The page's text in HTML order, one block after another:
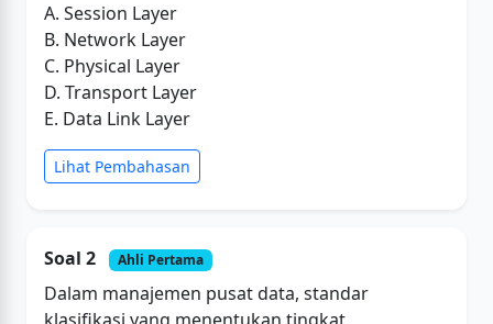
A. Session Layer
B. Network Layer
C. Physical Layer
D. Transport Layer
E. Data Link Layer
Lihat Pembahasan
Soal 2 Ahli Pertama
Dalam manajemen pusat data, standar